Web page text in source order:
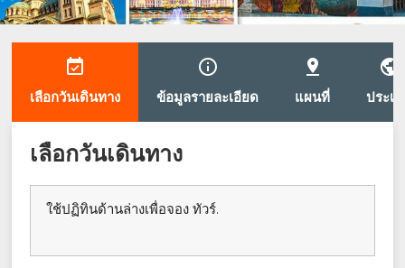
event_available
เลือกวันเดินทาง
info_outline
ข้อมูลรายละเอียด
pin_drop
แผนที่
public
ประเ
เลือกวันเดินทาง
ใช้ปฏิทินด้านล่างเพื่อจอง ทัวร์.